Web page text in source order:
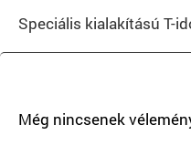
Speciális kialakítású T-